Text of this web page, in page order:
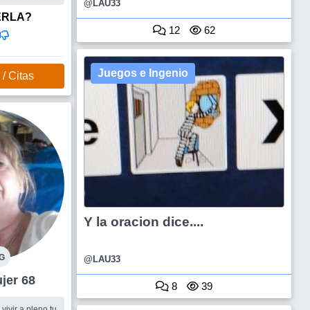
Citas
Mujer 68
@LAU33
12 62
Juegos e Ingenio
Y la oracion dice....
@LAU33
8 39